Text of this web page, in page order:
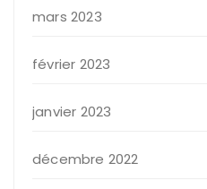
mars 2023
février 2023
janvier 2023
décembre 2022